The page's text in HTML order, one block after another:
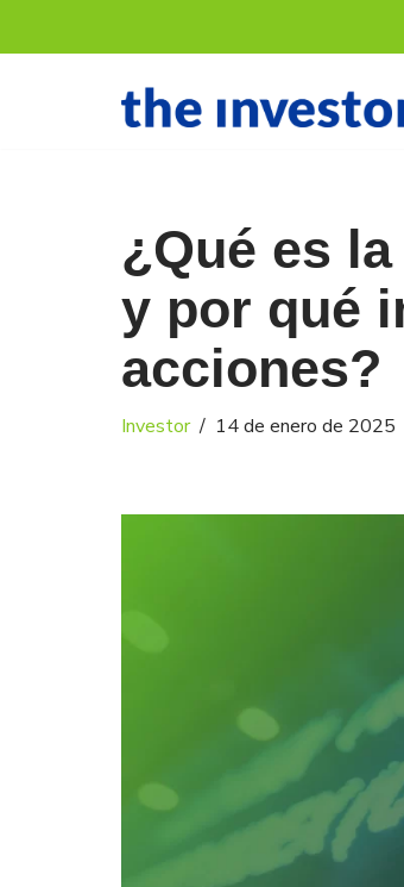
¿Qué es
y por qué
acciones?
Investor 14 de enero de 2025